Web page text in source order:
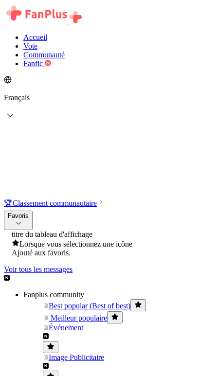
Accueil
Vote
Communauté
Fanfic
Français
🏆Classement communautaire
Favoris
titre du tableau d'affichage
Lorsque vous sélectionnez une icône
Ajouté aux favoris.
Voir tous les messages
Fanplus community
Best popular (Best of best)
Meilleur populaire
Événement
Image Publicitaire